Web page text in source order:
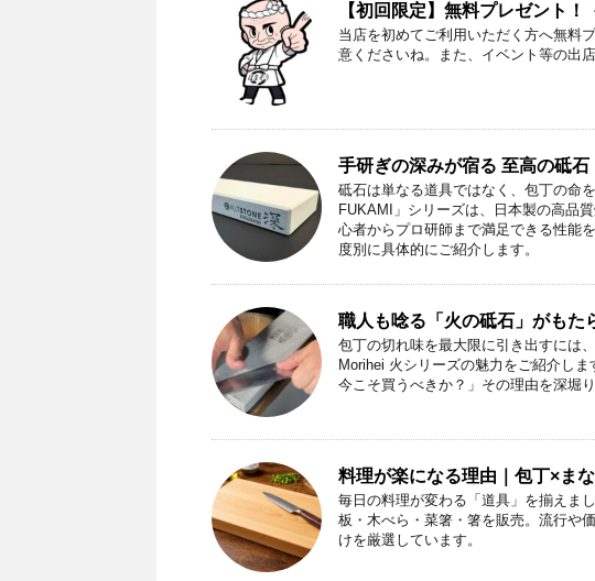
【初回限定】無料プレゼント
当店を初めてご利用いただく方へ無料
意くださいね。また、イベント等の出
手研ぎの深みが宿る 至高の砥石
砥石は単なる道具ではなく、包丁の命
FUKAMI」シリーズは、日本製の高品
心者からプロ研師まで満足できる性能
度別に具体的にご紹介します。
職人も唸る「火の砥石」がもた
包丁の切れ味を最大限に引き出すには
Morihei 火シリーズの魅力をご紹介し
今こそ買うべきか？」その理由を深堀り
料理が楽になる理由｜包丁×ま
毎日の料理が変わる「道具」を揃えま
板・木べら・菜箸・箸を販売。流行や
けを厳選しています。